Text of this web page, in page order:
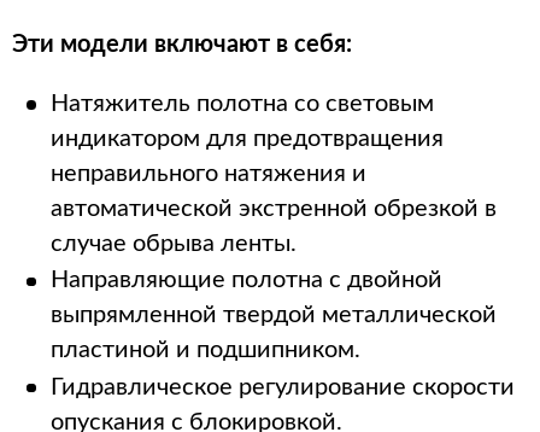
Эти модели включают в себя:
Натяжитель полотна со световым
индикатором для предотвращения
неправильного натяжения и
автоматической экстренной обрезкой в ​​
случае обрыва ленты.
Направляющие полотна с двойной
выпрямленной твердой металлической
пластиной и подшипником.
Гидравлическое регулирование скорости
опускания с блокировкой.